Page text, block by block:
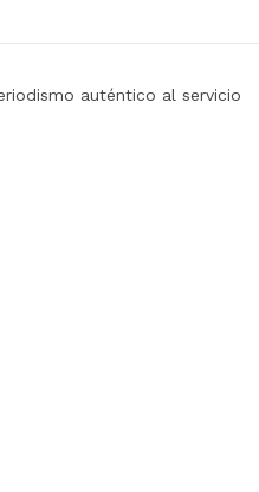
auténtico al servicio